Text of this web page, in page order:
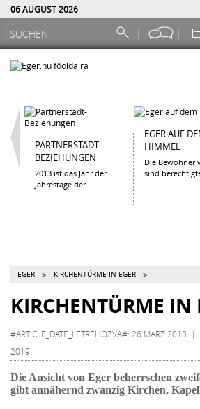
06 AUGUST 2026
PARTNERSTADT-
BEZIEHUNGEN
2013 ist das Jahr der
Jahrestage der...
EGER AUF
HIMMEL
Die Bewohner
sind
EGER > KIRCHENTÜRME IN EGER >
KIRCHENTÜRME IN
#ARTICLE_DATE_LETREHOZVA#: 26 MÄRZ 2013 |
2019
Die Ansicht von Eger beherrschen
gibt annähernd zwanzig Kirchen,